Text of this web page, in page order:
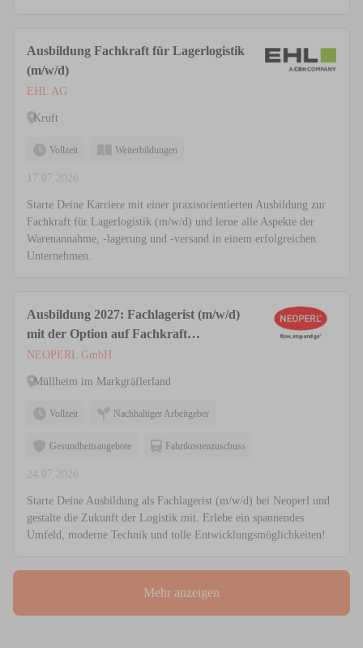
Ausbildung Fachkraft für Lagerlogistik
(m/w/d)
EHL AG
Kruft
Vollzeit Weiterbildungen
17.07.2026
Starte Deine Karriere mit einer praxisorientierten Ausbildung zur
Fachkraft für Lagerlogistik (m/w/d) und lerne alle Aspekte der
Warenannahme, -lagerung und -versand in einem erfolgreichen
Unternehmen.
Ausbildung 2027: Fachlagerist (m/w/d)
mit der Option auf Fachkraft
Lagerlogistik (m/w/d)
NEOPERL GmbH
Müllheim im Markgräflerland
Vollzeit Nachhaltiger Arbeitgeber
Gesundheitsangebote Fahrtkostenzuschuss
24.07.2026
Starte Deine Ausbildung als Fachlagerist (m/w/d) bei Neoperl und
gestalte die Zukunft der Logistik mit. Erlebe ein spannendes
Umfeld, moderne Technik und tolle Entwicklungsmöglichkeiten!
Mehr anzeigen